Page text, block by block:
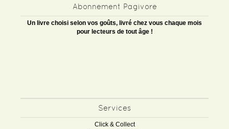
Abonnement Pagivore
Un livre choisi selon vos goûts, livré chez vous chaque mois
pour lecteurs de tout âge !
Services
Click & Collect